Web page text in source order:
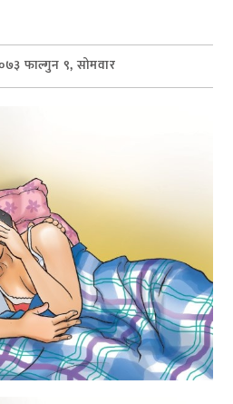
फाल्गुन ९, सोमवार